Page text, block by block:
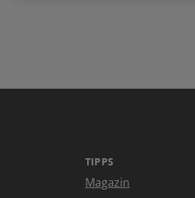
TIPPS
Magazin